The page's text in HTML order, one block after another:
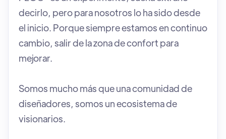
decirlo, pero para nosotros lo ha sido desde
el inicio. Porque siempre estamos en continuo
cambio, salir de la zona de confort para
mejorar.
Somos mucho más que una comunidad de
diseñadores, somos un ecosistema de
visionarios.